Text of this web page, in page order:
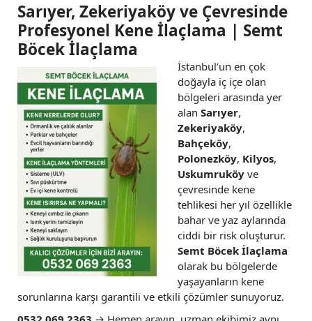
Sarıyer, Zekeriyaköy ve Çevresinde
Profesyonel Kene İlaçlama | Semt
Böcek İlaçlama
İstanbul’un en çok
doğayla iç içe olan
bölgeleri arasında yer
alan Sarıyer,
Zekeriyaköy,
Bahçeköy,
Polonezköy, Kilyos,
Uskumruköy ve
çevresinde kene
tehlikesi her yıl özellikle
bahar ve yaz aylarında
ciddi bir risk oluşturur.
Semt Böcek İlaçlama
olarak bu bölgelerde
yaşayanların kene
sorunlarına karşı garantili ve etkili çözümler sunuyoruz.